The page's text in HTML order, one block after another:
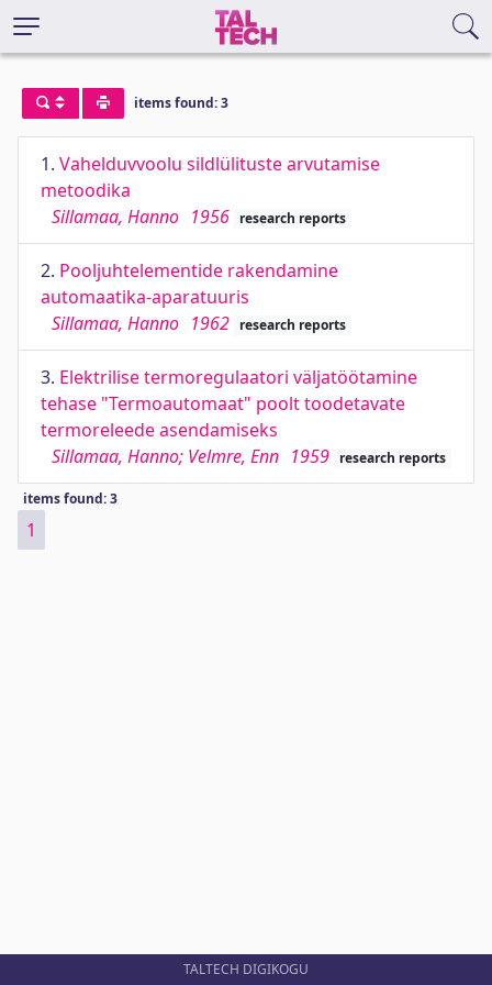
items found: 3
1. Vahelduvvoolu sildlülituste arvutamise
metoodika
Sillamaa, Hanno 1956 research reports
2. Pooljuhtelementide rakendamine
automaatika-aparatuuris
Sillamaa, Hanno 1962 research reports
3. Elektrilise termoregulaatori väljatöötamine
tehase "Termoautomaat" poolt toodetavate
termoreleede asendamiseks
Sillamaa, Hanno; Velmre, Enn 1959 research reports
items found: 3
1
TALTECH DIGIKOGU